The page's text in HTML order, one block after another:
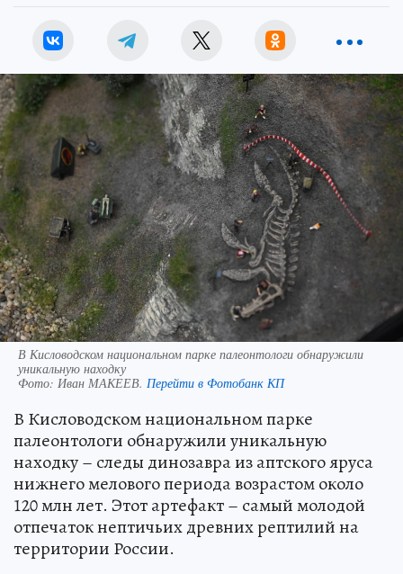
В Кисловодском национальном парке палеонтологи обнаружили
уникальную находку
Фото: Иван МАКЕЕВ. Перейти в Фотобанк КП
В Кисловодском национальном парке
палеонтологи обнаружили уникальную
находку – следы динозавра из аптского яруса
нижнего мелового периода возрастом около
120 млн лет. Этот артефакт – самый молодой
отпечаток нептичьих древних рептилий на
территории России.